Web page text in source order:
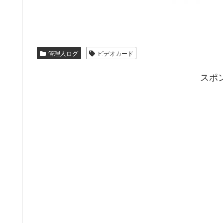
管理人ログ ビデオカード
スポ